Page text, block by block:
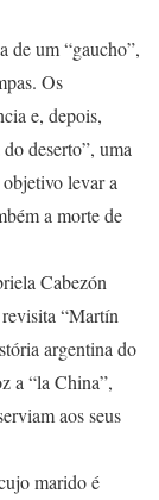
de um “gaucho”,
Os
e, depois,
deserto”, uma
levar a
a morte de
Cabezón
“Martín
argentina do
a “la China”,
aos seus
marido é